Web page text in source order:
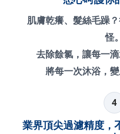
肌膚乾癢、髮絲毛躁
怪。
去除餘氯，讓每一
將每一次沐浴，變
4
業界頂尖過濾精度，